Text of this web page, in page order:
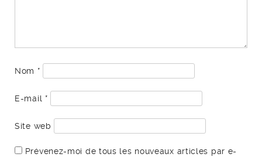
Nom *
E-mail *
Site web
Prévenez-moi de tous les nouveaux articles par e-